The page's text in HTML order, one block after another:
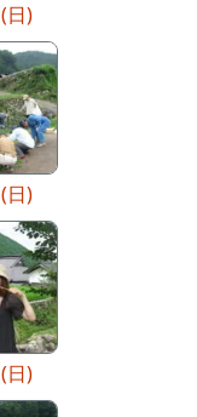
(日)
(日)
(日)